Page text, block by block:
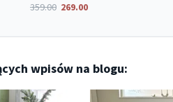
359.00 269.00
wpisów na blogu: